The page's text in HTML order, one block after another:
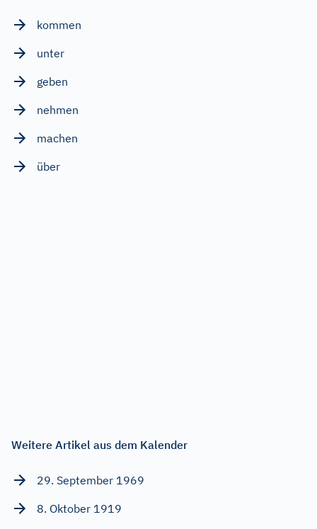
kommen
unter
geben
nehmen
machen
über
Weitere Artikel aus dem Kalender
29. September 1969
8. Oktober 1919